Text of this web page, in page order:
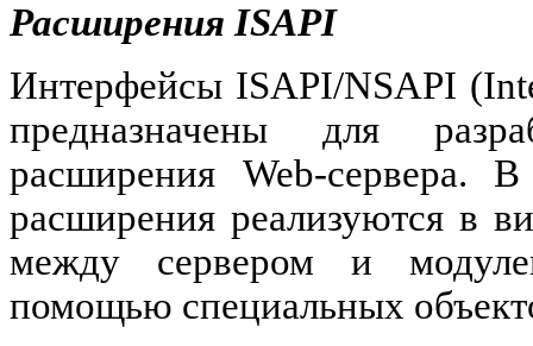
Расширения ISAPI
Интерфейсы ISAPI/NSAPI
предназначены
для
расширения Web-сервера. В
расширения реализуются в
между сервером и
помощью специальных